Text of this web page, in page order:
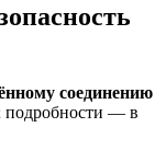
соединению
подробности — в